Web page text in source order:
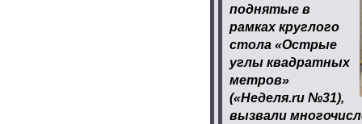
поднятые в
рамках круглого
стола «Острые
углы квадратных
метров»
(«Неделя.ru №31),
вызвали